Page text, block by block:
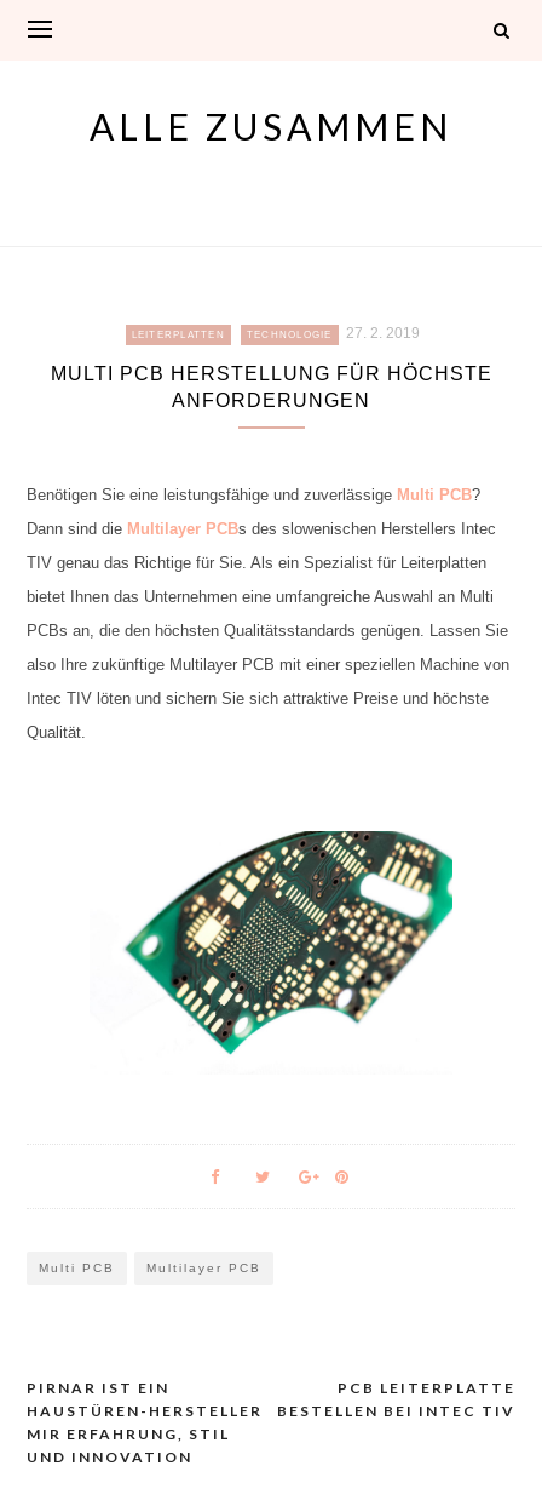
ALLE ZUSAMMEN
LEITERPLATTEN TECHNOLOGIE 27. 2. 2019
MULTI PCB HERSTELLUNG FÜR HÖCHSTE
ANFORDERUNGEN
Benötigen Sie eine leistungsfähige und zuverlässige Multi PCB?
Dann sind die Multilayer PCBs des slowenischen Herstellers Intec
TIV genau das Richtige für Sie. Als ein Spezialist für Leiterplatten
bietet Ihnen das Unternehmen eine umfangreiche Auswahl an Multi
PCBs an, die den höchsten Qualitätsstandards genügen. Lassen Sie
also Ihre zukünftige Multilayer PCB mit einer speziellen Machine von
Intec TIV löten und sichern Sie sich attraktive Preise und höchste
Qualität.
Multi PCB Multilayer PCB
Navigacija
prispevka
PIRNAR IST EIN
HAUSTÜREN-HERSTELLER
MIR ERFAHRUNG, STIL
UND INNOVATION
PCB LEITERPLATTE
BESTELLEN BEI INTEC TIV